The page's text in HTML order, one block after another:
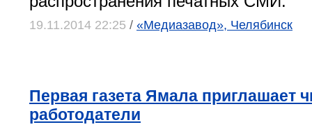
19.11.2014 22:25 / «Медиазавод», Челябинск
Первая газета Ямала приглашает
работодатели